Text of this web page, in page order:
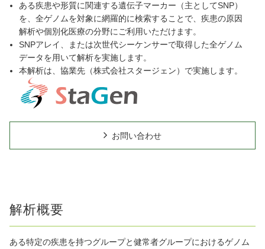
ある疾患や形質に関連する遺伝子マーカー（主としてSNP）
を、全ゲノムを対象に網羅的に検索することで、疾患の原因
解析や個別化医療の分野にご利用いただけます。
SNPアレイ、または次世代シーケンサーで取得した全ゲノム
データを用いて解析を実施します。
本解析は、協業先（株式会社スタージェン）で実施します。
お問い合わせ
解析概要
ある特定の疾患を持つグループと健常者グループにおけるゲノム